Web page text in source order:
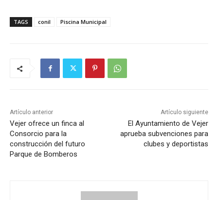
TAGS conil Piscina Municipal
Artículo anterior
Vejer ofrece un finca al
Consorcio para la
construcción del futuro
Parque de Bomberos
Artículo siguiente
El Ayuntamiento de Vejer
aprueba subvenciones para
clubes y deportistas